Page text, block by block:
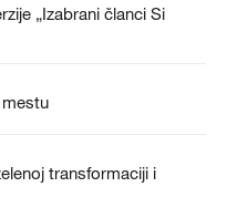
„Izabrani članci Si
transformaciji i